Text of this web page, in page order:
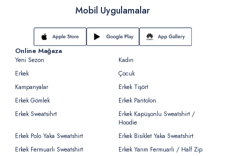
Mobil Uygulamalar
Online Mağaza
Yeni Sezon
Kadın
Erkek
Çocuk
Kampanyalar
Erkek Tişört
Erkek Gömlek
Erkek Pantolon
Erkek Sweatsihrt
Erkek Kapüşonlu Sweatshirt /
Hoodie
Erkek Polo Yaka Sweatshirt
Erkek Bisiklet Yaka Sweatshirt
Erkek Fermuarlı Sweatshirt
Erkek Yarım Fermuarlı / Half Zip